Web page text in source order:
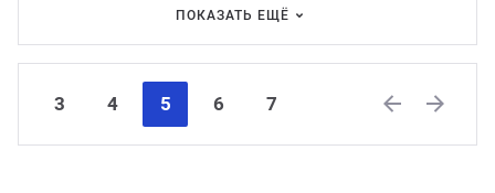
ПОКАЗАТЬ ЕЩЁ
3 4 5 6
7